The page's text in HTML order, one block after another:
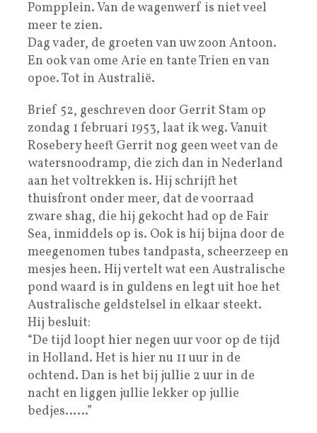
Pompplein. Van de wagenwerf is niet veel
meer te zien.
Dag vader, de groeten van uw zoon Antoon.
En ook van ome Arie en tante Trien en van
opoe. Tot in Australië.
Brief 52, geschreven door Gerrit Stam op
zondag 1 februari 1953, laat ik weg. Vanuit
Rosebery heeft Gerrit nog geen weet van de
watersnoodramp, die zich dan in Nederland
aan het voltrekken is. Hij schrijft het
thuisfront onder meer, dat de voorraad
zware shag, die hij gekocht had op de Fair
Sea, inmiddels op is. Ook is hij bijna door de
meegenomen tubes tandpasta, scheerzeep en
mesjes heen. Hij vertelt wat een Australische
pond waard is in guldens en legt uit hoe het
Australische geldstelsel in elkaar steekt.
Hij besluit:
“De tijd loopt hier negen uur voor op de tijd
in Holland. Het is hier nu 11 uur in de
ochtend. Dan is het bij jullie 2 uur in de
nacht en liggen jullie lekker op jullie
bedjes……”